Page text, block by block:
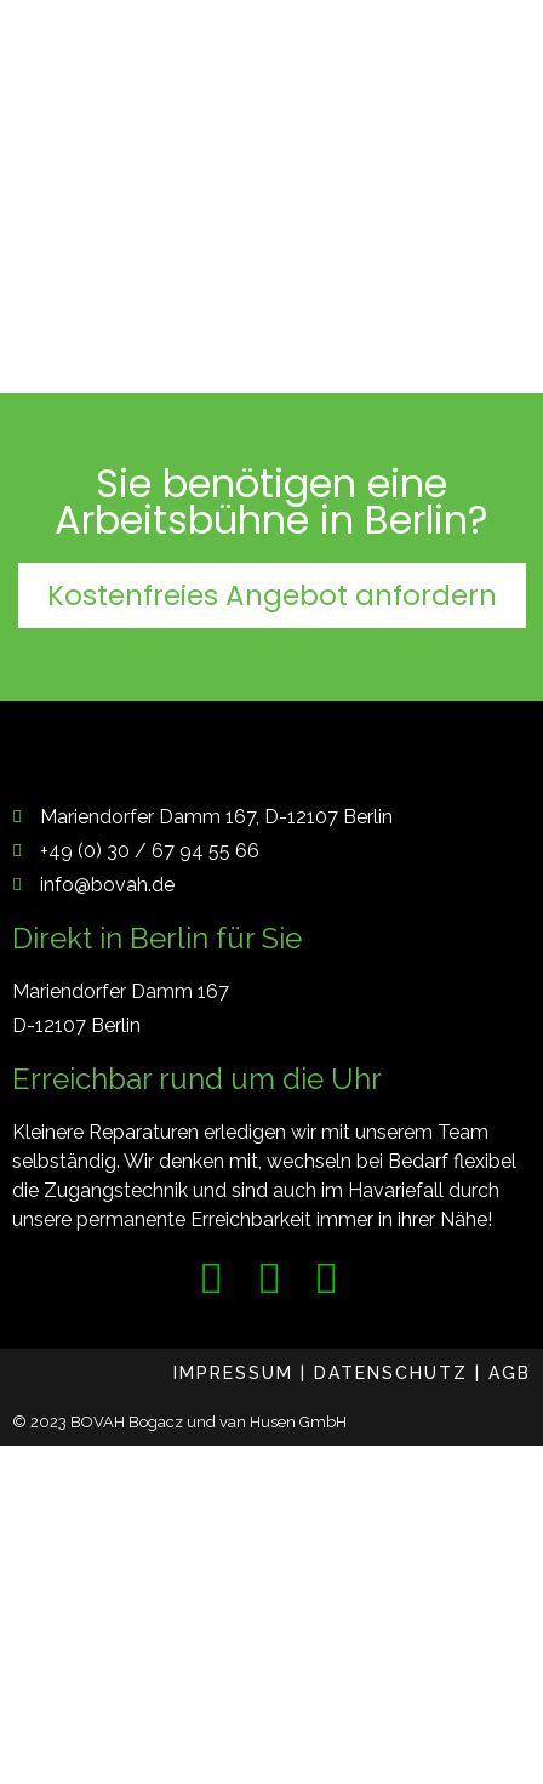
Sie benötigen eine
Arbeitsbühne in Berlin?
Kostenfreies Angebot anfordern
Mariendorfer Damm 167, D-12107 Berlin
+49 (0) 30 / 67 94 55 66
info@bovah.de
Direkt in Berlin für Sie
Mariendorfer Damm 167
D-12107 Berlin
Erreichbar rund um die Uhr
Kleinere Reparaturen erledigen wir mit unserem Team
selbständig. Wir denken mit, wechseln bei Bedarf flexibel
die Zugangstechnik und sind auch im Havariefall durch
unsere permanente Erreichbarkeit immer in ihrer Nähe!
© 2023 BOVAH Bogacz und van Husen GmbH
IMPRESSUM DATENSCHUTZ AGB